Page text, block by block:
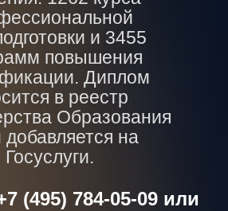
и 3455
повышения
Диплом
в реестр
Образования
на
Госуслуги.
(495) 784-05-09 или